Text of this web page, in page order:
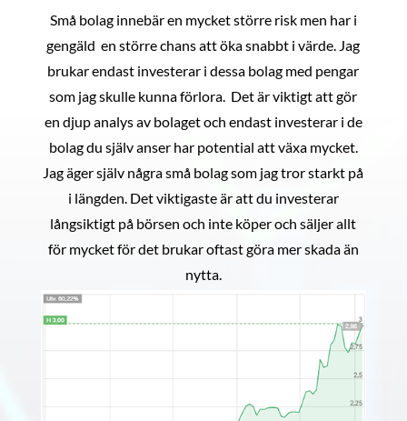
Små bolag innebär en mycket större risk men har i
gengäld en större chans att öka snabbt i värde. Jag
brukar endast investerar i dessa bolag med pengar
som jag skulle kunna förlora. Det är viktigt att gör
en djup analys av bolaget och endast investerar i de
bolag du själv anser har potential att växa mycket.
Jag äger själv några små bolag som jag tror starkt på
i längden. Det viktigaste är att du investerar
långsiktigt på börsen och inte köper och säljer allt
för mycket för det brukar oftast göra mer skada än
nytta.